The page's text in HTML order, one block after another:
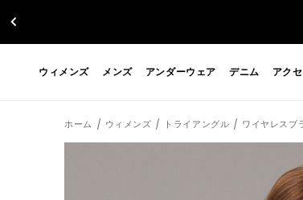
ウィメンズ メンズ アンダーウェア デニム アク
ホーム ウィメンズ トライアングル ワイヤレスブ